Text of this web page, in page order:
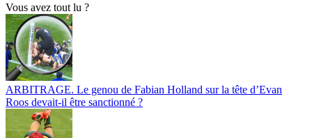
Vous avez tout lu ?
ARBITRAGE. Le genou de Fabian Holland sur la tête d’Evan
Roos devait-il être sanctionné ?